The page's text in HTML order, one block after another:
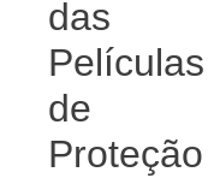
das
Películas
de
Proteção